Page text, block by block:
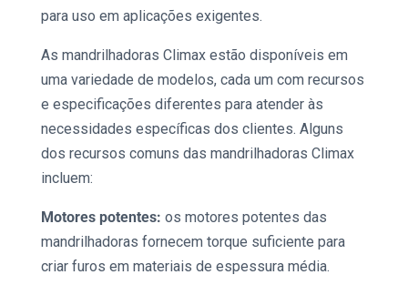
para uso em aplicações exigentes.
As mandrilhadoras Climax estão disponíveis em
uma variedade de modelos, cada um com recursos
e especificações diferentes para atender às
necessidades específicas dos clientes. Alguns
dos recursos comuns das mandrilhadoras Climax
incluem:
Motores potentes: os motores potentes das
mandrilhadoras fornecem torque suficiente para
criar furos em materiais de espessura média.